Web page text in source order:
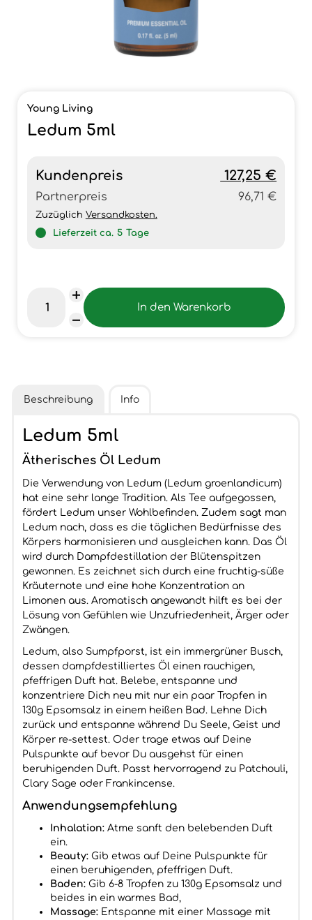
Young Living
Ledum 5ml
Kundenpreis 127,25 €
Partnerpreis 96,71 €
Zuzüglich Versandkosten.
Lieferzeit ca. 5 Tage
Beschreibung Info
Ledum 5ml
Ätherisches Öl Ledum
Die Verwendung von Ledum (Ledum groenlandicum)
hat eine sehr lange Tradition. Als Tee aufgegossen,
fördert Ledum unser Wohlbefinden. Zudem sagt man
Ledum nach, dass es die täglichen Bedürfnisse des
Körpers harmonisieren und ausgleichen kann. Das Öl
wird durch Dampfdestillation der Blütenspitzen
gewonnen. Es zeichnet sich durch eine fruchtig-süße
Kräuternote und eine hohe Konzentration an
Limonen aus. Aromatisch angewandt hilft es bei der
Lösung von Gefühlen wie Unzufriedenheit, Ärger oder
Zwängen.
Ledum, also Sumpfporst, ist ein immergrüner Busch,
dessen dampfdestilliertes Öl einen rauchigen,
pfeffrigen Duft hat. Belebe, entspanne und
konzentriere Dich neu mit nur ein paar Tropfen in
130g Epsomsalz in einem heißen Bad. Lehne Dich
zurück und entspanne während Du Seele, Geist und
Körper re-settest. Oder trage etwas auf Deine
Pulspunkte auf bevor Du ausgehst für einen
beruhigenden Duft. Passt hervorragend zu Patchouli,
Clary Sage oder Frankincense.
Anwendungsempfehlung
Inhalation:Atme sanft den belebenden Duft
ein.
Beauty:Gib etwas auf Deine Pulspunkte für
einen beruhigenden, pfeffrigen Duft.
Baden:Gib 6-8 Tropfen zu 130g Epsomsalz und
beides in ein warmes Bad,
Massage:Entspanne mit einer Massage mit